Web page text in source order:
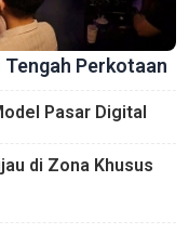
Perkotaan
Pasar Digital
di Zona Khusus